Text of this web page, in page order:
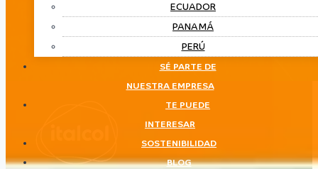
ECUADOR
PANAMÁ
PERÚ
SÉ PARTE DE
NUESTRA EMPRESA
TE PUEDE
INTERESAR
SOSTENIBILIDAD
BLOG